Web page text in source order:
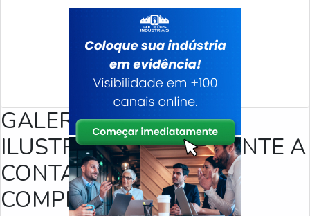
GALERIA DE IMAGENS
ILUSTRATIVAS REFERENTE A
CONTAINER MARÍTIMO
COMPRA E VENDA